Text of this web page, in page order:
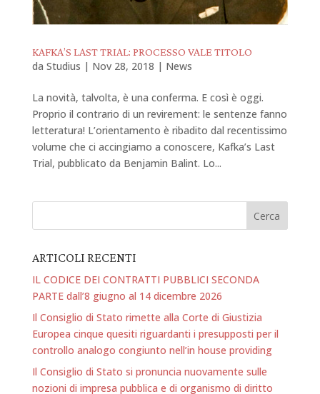
KAFKA’S LAST TRIAL: PROCESSO VALE TITOLO
da Studius | Nov 28, 2018 | News
La novità, talvolta, è una conferma. E così è oggi.
Proprio il contrario di un revirement: le sentenze fanno
letteratura! L’orientamento è ribadito dal recentissimo
volume che ci accingiamo a conoscere, Kafka’s Last
Trial, pubblicato da Benjamin Balint. Lo...
ARTICOLI RECENTI
IL CODICE DEI CONTRATTI PUBBLICI SECONDA
PARTE dall’8 giugno al 14 dicembre 2026
Il Consiglio di Stato rimette alla Corte di Giustizia
Europea cinque quesiti riguardanti i presupposti per il
controllo analogo congiunto nell’in house providing
Il Consiglio di Stato si pronuncia nuovamente sulle
nozioni di impresa pubblica e di organismo di diritto